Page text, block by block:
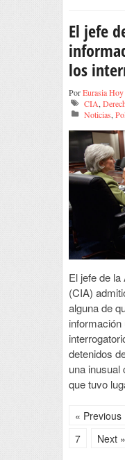
El jefe
los
PorEurasia Hoy
CIA,
Noticias,
El jefe de
(CIA)
alguna de
detenidos
una inusual
que tuvo
« Previous
7
Next »